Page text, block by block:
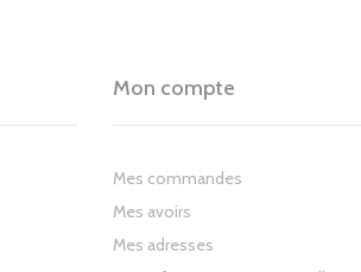
Mon compte
Mes commandes
Mes avoirs
Mes adresses